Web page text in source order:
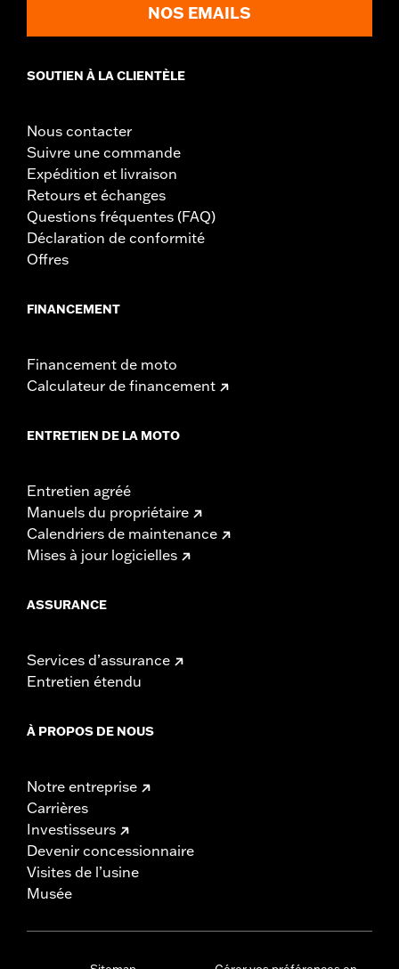
Points d'ancrage avant et arrière et tout le
matériel de montage nécessaire
NOS EMAILS
SOUTIEN À LA CLIENTÈLE
Nous contacter
Suivre une commande
Expédition et livraison
Retours et échanges
Questions fréquentes (FAQ)
Déclaration de conformité
Offres
FINANCEMENT
Financement de moto
Calculateur de financement
ENTRETIEN DE LA MOTO
Entretien agréé
Manuels du propriétaire
Calendriers de maintenance
Mises à jour logicielles
ASSURANCE
Services d’assurance
Entretien étendu
À PROPOS DE NOUS
Notre entreprise
Carrières
Investisseurs
Devenir concessionnaire
Visites de l’usine
Musée